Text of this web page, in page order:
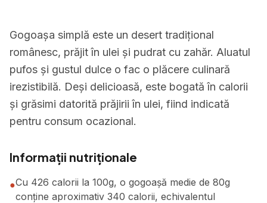
Gogoașa simplă este un desert tradițional
românesc, prăjit în ulei și pudrat cu zahăr. Aluatul
pufos și gustul dulce o fac o plăcere culinară
irezistibilă. Deși delicioasă, este bogată în calorii
și grăsimi datorită prăjirii în ulei, fiind indicată
pentru consum ocazional.
Informații nutriționale
●Cu 426 calorii la 100g, o gogoașă medie de 80g
conține aproximativ 340 calorii, echivalentul